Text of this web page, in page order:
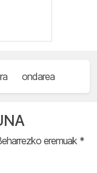
ondarea
eremuak *